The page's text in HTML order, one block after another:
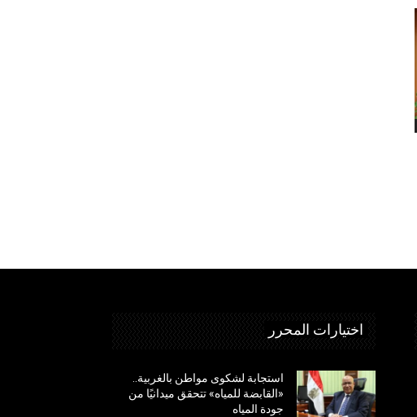
اختيارات المحرر
استجابة لشكوى مواطن بالغربية..
«القابضة للمياه» تتحقق ميدانيًا من
جودة المياه